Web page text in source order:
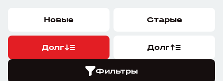
Новые Старые
Долг Долг
Фильтры